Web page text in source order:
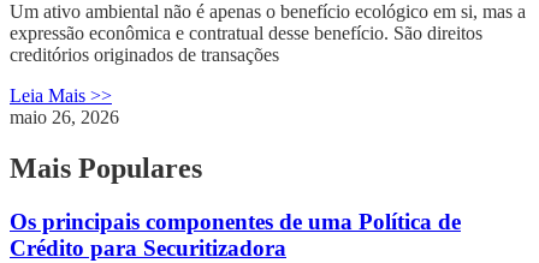
Um ativo ambiental não é apenas o benefício ecológico em si, mas a
expressão econômica e contratual desse benefício. São direitos
creditórios originados de transações
Leia Mais >>
maio 26, 2026
Mais Populares
Os principais componentes de uma Política de
Crédito para Securitizadora